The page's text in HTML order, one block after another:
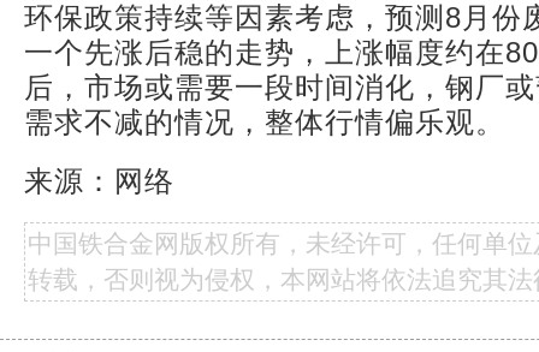
环保政策持续等因素考虑，预测8月份
一个先涨后稳的走势，上涨幅度约在
后，市场或需要一段时间消化，钢厂
需求不减的情况，整体行情偏乐观。
来源：网络
中国铁合金网版权所有，未经许可，任何单
转载，否则视为侵权，本网站将依法追究其